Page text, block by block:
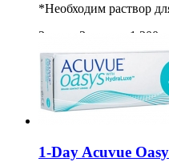
*Необходим раствор
2шт на 3 месяца
1 200
Купить
1-Day Acuvue